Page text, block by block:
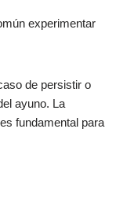
experimentar
de persistir o
ayuno. La
fundamental para